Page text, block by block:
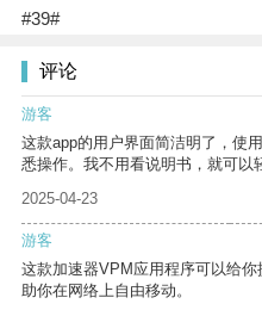
#39#
评论
游客
这款app的用户界面简洁明了，使
悉操作。我不用看说明书，就可以
2025-04-23
游客
这款加速器VPM应用程序可以给
助你在网络上自由移动。